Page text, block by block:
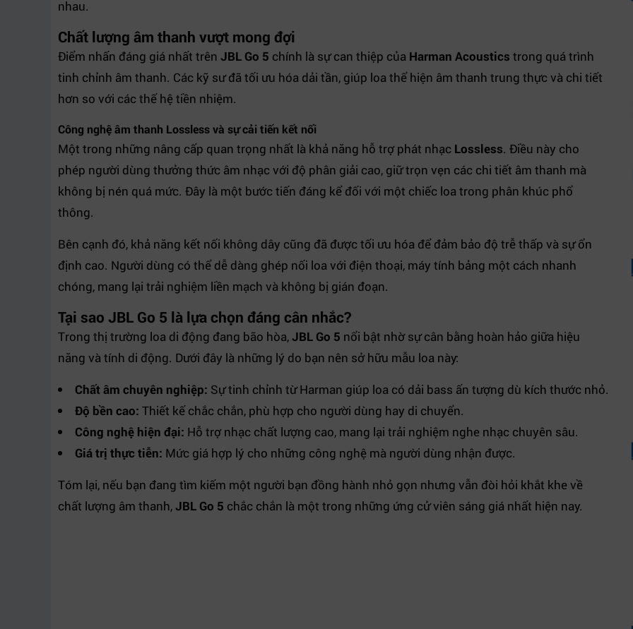
nhau.
Chất lượng âm thanh vượt mong đợi
Điểm nhấn đáng giá nhất trên JBL Go 5 chính là sự can thiệp của Harman Acoustics trong quá trình
tinh chỉnh âm thanh. Các kỹ sư đã tối ưu hóa dải tần, giúp loa thể hiện âm thanh trung thực và chi tiết
hơn so với các thế hệ tiền nhiệm.
Công nghệ âm thanh Lossless và sự cải tiến kết nối
Một trong những nâng cấp quan trọng nhất là khả năng hỗ trợ phát nhạc Lossless. Điều này cho
phép người dùng thưởng thức âm nhạc với độ phân giải cao, giữ trọn vẹn các chi tiết âm thanh mà
không bị nén quá mức. Đây là một bước tiến đáng kể đối với một chiếc loa trong phân khúc phổ
thông.
Bên cạnh đó, khả năng kết nối không dây cũng đã được tối ưu hóa để đảm bảo độ trễ thấp và sự ổn
định cao. Người dùng có thể dễ dàng ghép nối loa với điện thoại, máy tính bảng một cách nhanh
chóng, mang lại trải nghiệm liền mạch và không bị gián đoạn.
Tại sao JBL Go 5 là lựa chọn đáng cân nhắc?
Trong thị trường loa di động đang bão hòa,JBL Go 5 nổi bật nhờ sự cân bằng hoàn hảo giữa hiệu
năng và tính di động. Dưới đây là những lý do bạn nên sở hữu mẫu loa này:
Chất âm chuyên nghiệp: Sự tinh chỉnh từ Harman giúp loa có dải bass ấn tượng dù kích thước nhỏ.
Độ bền cao: Thiết kế chắc chắn, phù hợp cho người dùng hay di chuyển.
Công nghệ hiện đại: Hỗ trợ nhạc chất lượng cao, mang lại trải nghiệm nghe nhạc chuyên sâu.
Giá trị thực tiễn: Mức giá hợp lý cho những công nghệ mà người dùng nhận được.
Tóm lại, nếu bạn đang tìm kiếm một người bạn đồng hành nhỏ gọn nhưng vẫn đòi hỏi khắt khe về
chất lượng âm thanh,JBL Go 5 chắc chắn là một trong những ứng cử viên sáng giá nhất hiện nay.